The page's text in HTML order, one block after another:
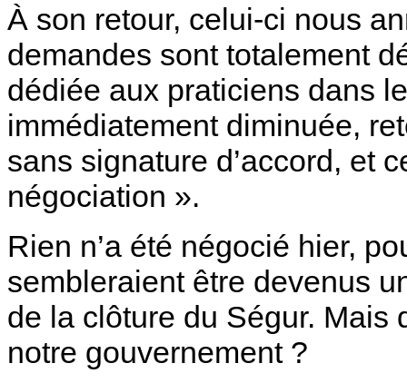
À son retour, celui-ci nous
demandes sont totalement
dédiée aux praticiens dans
immédiatement diminuée,
sans signature d’accord, et
négociation ».
Rien n’a été négocié hier,
sembleraient être devenus
de la clôture du Ségur. Mais
notre gouvernement ?